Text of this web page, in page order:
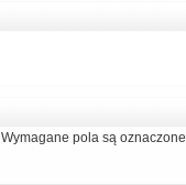
Wymagane pola są oznaczone